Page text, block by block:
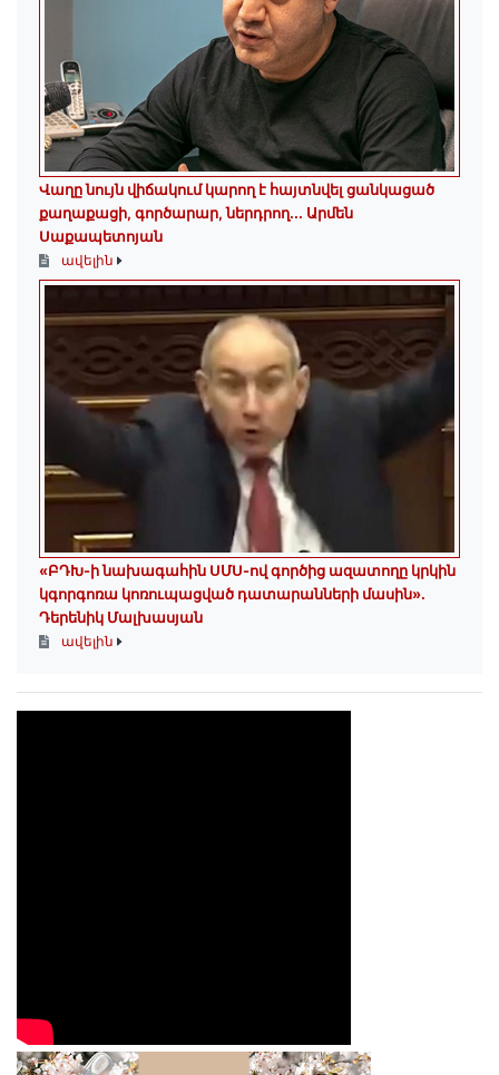
Վաղը նույն վիճակում կարող է հայտնվել ցանկացած
քաղաքացի, գործարար, ներդրող.․․ Արմեն
Սաքապետոյան
ավելին
«ԲԴԽ-ի նախագահին ՍՄՍ-ով գործից ազատողը կրկին
կգորգոռա կոռուպացված դատարանների մասին».
Դերենիկ Մալխասյան
ավելին